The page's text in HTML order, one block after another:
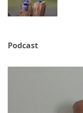
Podcast